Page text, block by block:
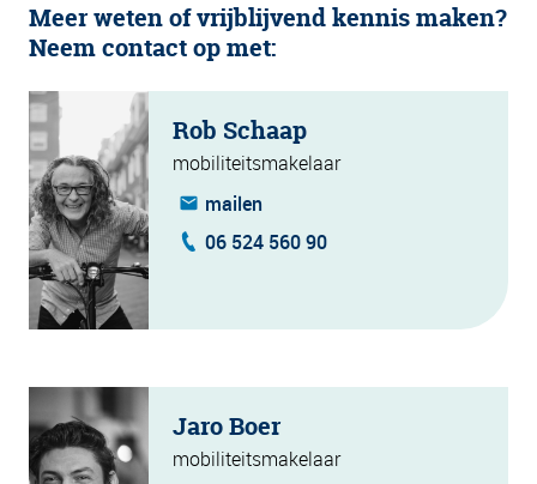
Meer weten of vrijblijvend kennis maken?
Neem contact op met:
Rob Schaap
mobiliteitsmakelaar
mailen
06 524 560 90
Jaro Boer
mobiliteitsmakelaar